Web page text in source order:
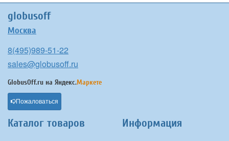
globusoff
Москва
8(495)989-51-22
sales@globusoff.ru
GlobusOff.ru на Яндекс.Маркете
Пожаловаться
Каталог товаров Информация